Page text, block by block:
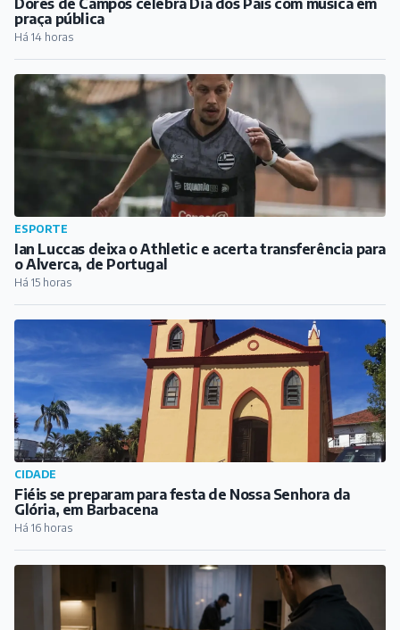
ESPORTE
Ian Luccas deixa o Athletic e acerta transferência para
o Alverca, de Portugal
Há 15 horas
CIDADE
Fiéis se preparam para festa de Nossa Senhora da
Glória, em Barbacena
Há 16 horas
COTIDIANO
Polícia Civil realiza reconstituição do feminicídio que
vitimou estudante de medicina em Barbacena
Há 18 horas